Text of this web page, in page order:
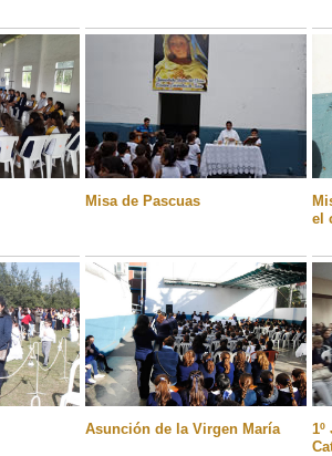
Misa de Pascuas
el
Asunción de la Virgen María